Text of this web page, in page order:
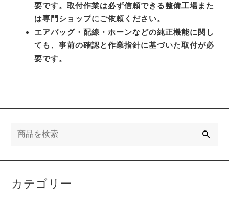
要です。取付作業は必ず信頼できる整備工場また
は専門ショップにご依頼ください。
エアバッグ・配線・ホーンなどの純正機能に関し
ても、事前の確認と作業指針に基づいた取付が必
要です。
カテゴリー